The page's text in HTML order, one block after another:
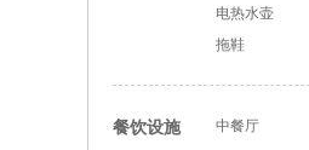
电热水壶
拖鞋
餐饮设施 中餐厅